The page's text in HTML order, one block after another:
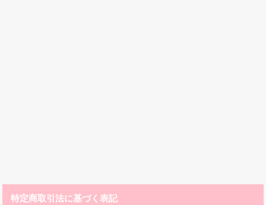
特定商取引法に基づく表記